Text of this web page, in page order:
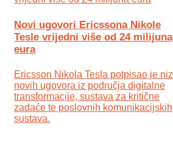
Novi ugovori Ericssona Nikole
Tesle vrijedni više od 24 milijuna
eura
Ericsson Nikola Tesla potpisao je niz
novih ugovora iz područja digitalne
transformacije, sustava za kritične
zadaće te poslovnih komunikacijskih
sustava.